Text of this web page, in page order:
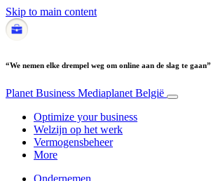
Skip to main content
“We nemen elke drempel weg om online aan de slag te gaan”
Planet Business Mediaplanet België
Optimize your business
Welzijn op het werk
Vermogensbeheer
More
Ondernemen